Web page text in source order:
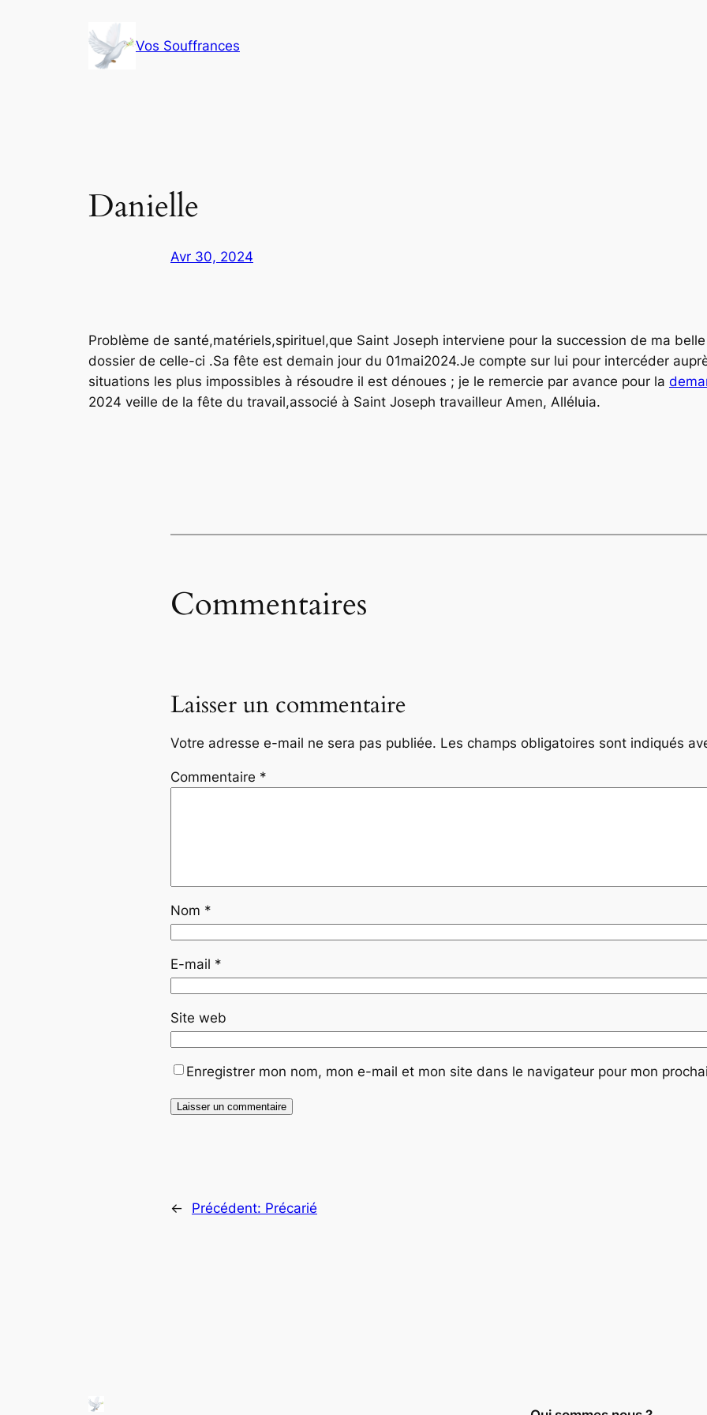
Vos Souffrances
Danielle
Avr 30, 2024
Problème de santé,matériels,spirituel,que Saint Joseph interviene pour la succession de ma
dossier de celle-ci .Sa fête est demain jour du 01mai2024.Je compte sur lui pour intercéder
situations les plus impossibles à résoudre il est dénoues ; je le remercie par avance pour la
2024 veille de la fête du travail,associé à Saint Joseph travailleur Amen, Alléluia.
Commentaires
Laisser un commentaire
Votre adresse e-mail ne sera pas publiée. Les champs obligatoires sont indiqués
Commentaire *
Nom *
E-mail *
Site web
Enregistrer mon nom, mon e-mail et mon site dans le navigateur pour mon
← Précédent: Précarié